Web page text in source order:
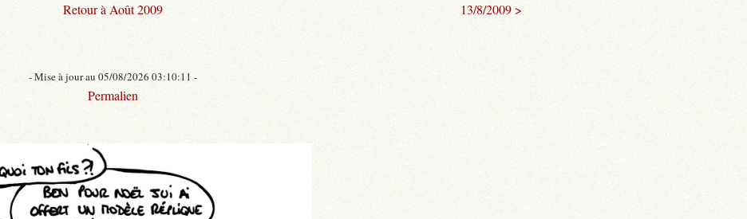
Retour à Août 2009 13/8/2009 >
- Mise à jour au 05/08/2026 03:10:11 -
Permalien